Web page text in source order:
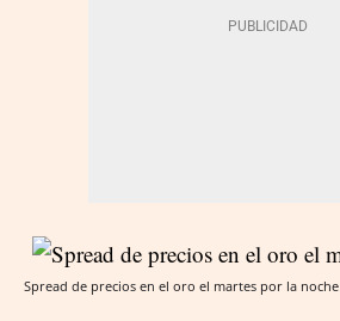
Spread de precios en el oro el martes por la noche